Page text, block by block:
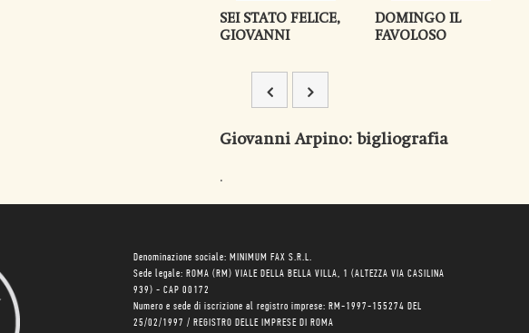
SEI STATO FELICE,
GIOVANNI
DOMINGO IL
FAVOLOSO
Giovanni Arpino: bigliografia
.
Denominazione sociale: MINIMUM FAX S.R.L.
Sede legale: ROMA (RM) VIALE DELLA BELLA VILLA, 1 (ALTEZZA VIA CASILINA
939) - CAP 00172
Numero e sede di iscrizione al registro imprese: RM-1997-155274 DEL
25/02/1997 / REGISTRO DELLE IMPRESE DI ROMA